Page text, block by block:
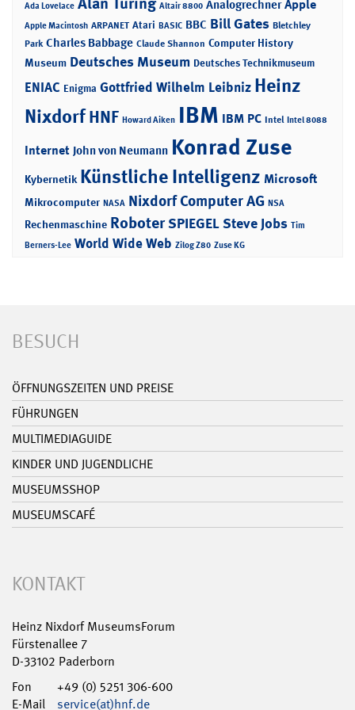
Ada Lovelace Altair 8800 Analogrechner Apple
Apple Macintosh ARPANET Atari BASIC BBC Bill Gates Bletchley
Park Charles Babbage Claude Shannon Computer History
Museum Deutsches Museum Deutsches Technikmuseum
ENIAC Enigma Gottfried Wilhelm Leibniz Heinz
NixdorfHNF Howard Aiken IBM IBM PC Intel Intel 8088
Internet John von Neumann Konrad Zuse
Kybernetik Künstliche Intelligenz Microsoft
Mikrocomputer NASA Nixdorf Computer AG NSA
Rechenmaschine RoboterSPIEGELSteve Jobs Tim
Berners-Lee World Wide Web Zilog Z80 Zuse KG
BESUCH
ÖFFNUNGSZEITEN UND PREISE
FÜHRUNGEN
MULTIMEDIAGUIDE
KINDER UND JUGENDLICHE
MUSEUMSSHOP
MUSEUMSCAFÉ
KONTAKT
Heinz Nixdorf MuseumsForum
Fürstenallee 7
D-33102 Paderborn
Fon
+49 (0) 5251 306-600
E-Mail
service(at)hnf.de